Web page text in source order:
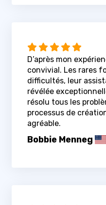
D’après mon
convivial. Les rares
difficultés, leur
révélée
résolu tous les
processus de
agréable.
Bobbie Menneg